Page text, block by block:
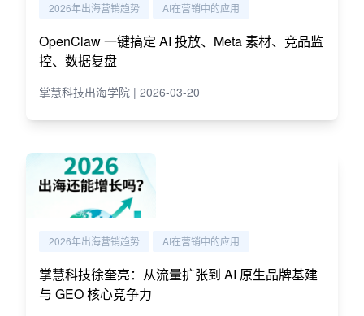
2026年出海营销趋势 AI在营销中的应用
OpenClaw 一键搞定 AI 投放、Meta 素材、竞品监
控、数据复盘
掌慧科技出海学院 | 2026-03-20
2026年出海营销趋势 AI在营销中的应用
掌慧科技徐奎亮：从流量扩张到 AI 原生品牌基建
与 GEO 核心竞争力